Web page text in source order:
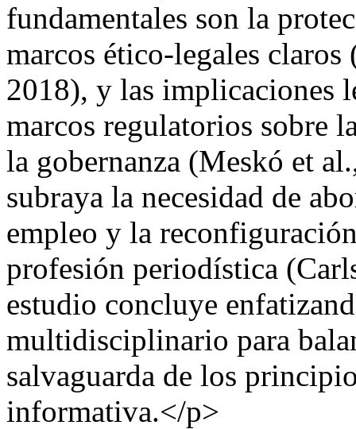
fundamentales son la
marcos ético-legales
2018), y las implicaciones
marcos regulatorios sobre
la gobernanza (Meskó et
subraya la necesidad de
empleo y la
profesión periodística
estudio concluye
multidisciplinario para
salvaguarda de los
informativa.</p>